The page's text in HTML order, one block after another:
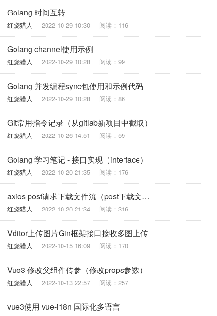
Golang 时间互转
红烧猎人 2022-10-29 10:30 阅读：116
Golang channel使用示例
红烧猎人 2022-10-29 10:28 阅读：99
Golang 并发编程sync包使用和示例代码
红烧猎人 2022-10-29 10:28 阅读：86
Git常用指令记录（从gitlab新项目中截取）
红烧猎人 2022-10-26 14:51 阅读：59
Golang 学习笔记 - 接口实现（interface）
红烧猎人 2022-10-20 21:35 阅读：176
axios post请求下载文件流（post下载文件）
红烧猎人 2022-10-20 21:34 阅读：316
Vditor上传图片Gin框架接口接收多图上传
红烧猎人 2022-10-15 16:09 阅读：170
Vue3 修改父组件传参（修改props参数）
红烧猎人 2022-10-13 22:57 阅读：257
vue3使用 vue-i18n 国际化多语言